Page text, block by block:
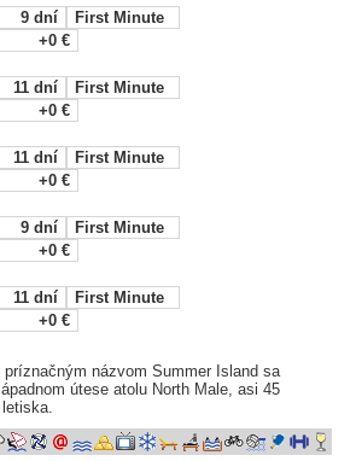
9 dní
First Minute
+0 €
11 dní
First Minute
+0 €
11 dní
First Minute
+0 €
9 dní
First Minute
+0 €
11 dní
First Minute
+0 €
názvom Summer Island sa
útese atolu North Male, asi 45